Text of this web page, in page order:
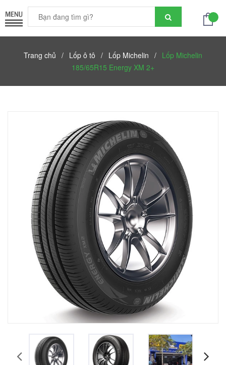
Trang chủ / Lốp ô tô / Lốp Michelin / Lốp Michelin
185/65R15 Energy XM 2+